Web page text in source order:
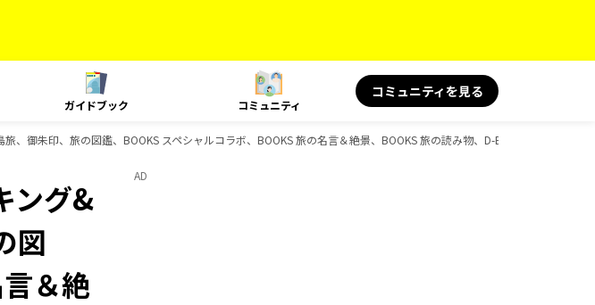
ガイドブック コミュニティ
コミュニティを見る
、御朱印、旅の図鑑、BOOKS スペシャルコラボ、BOOKS 旅の名言＆絶景、BOOKS 旅の読み物、D-Booksのガイドブッ
ング&
図
＆絶
AD